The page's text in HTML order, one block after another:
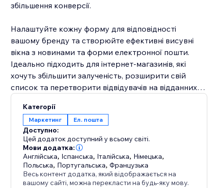
збільшення конверсії.
Налаштуйте кожну форму для відповідності
вашому бренду та створюйте ефективні висувні
вікна з новинами та форми електронної пошти.
Ідеально підходить для інтернет-магазинів, які
хочуть збільшити залученість, розширити свій
список та перетворити відвідувачів на відданних
Категорії
Маркетинг Ел. пошта
Доступно:
Цей додаток доступний у всьому світі.
Мови додатка:
Англійська, Іспанська, Італійська, Німецька,
Польська, Португальська,Французька
Весь контент додатка, який відображається на
вашому сайті, можна перекласти на будь-яку мову.